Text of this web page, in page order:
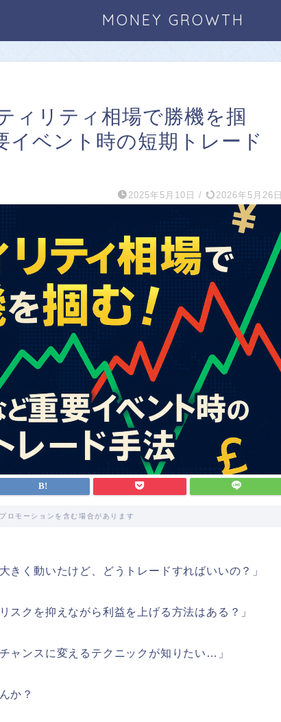
MONEY GROWTH
ィリティ相場で勝機を掴
イベント時の短期トレード
2025年5月10日 / 2026年5月26日
ロモーションを含む場合があります
きく動いたけど、どうトレードすればいいの？」
スクを抑えながら利益を上げる方法はある？」
ャンスに変えるテクニックが知りたい…」
か？